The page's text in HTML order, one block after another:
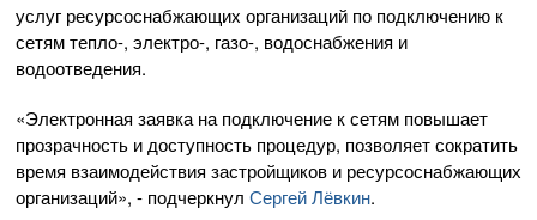
услуг ресурсоснабжающих организаций по подключению к
сетям тепло-, электро-, газо-, водоснабжения и
водоотведения.
«Электронная заявка на подключение к сетям повышает
прозрачность и доступность процедур, позволяет сократить
время взаимодействия застройщиков и ресурсоснабжающих
организаций», - подчеркнул Сергей Лёвкин.